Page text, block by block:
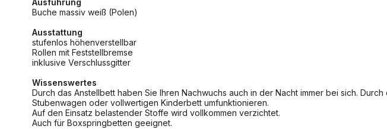
Ausführung
Buche massiv weiß (Polen)
Ausstattung
stufenlos höhenverstellbar
Rollen mit Feststellbremse
inklusive Verschlussgitter
Wissenswertes
Durch das Anstellbett haben Sie Ihren Nachwuchs auch in der Nacht immer bei sich.
Stubenwagen oder vollwertigen Kinderbett umfunktionieren.
Auf den Einsatz belastender Stoffe wird vollkommen verzichtet.
Auch für Boxspringbetten geeignet.